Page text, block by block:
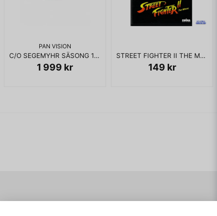
PAN VISION
C/O SEGEMYHR SÄSONG 1-5 DVD BOX
1 999 kr
STREET FIGHTER II THE MOVIE DVD
149 kr